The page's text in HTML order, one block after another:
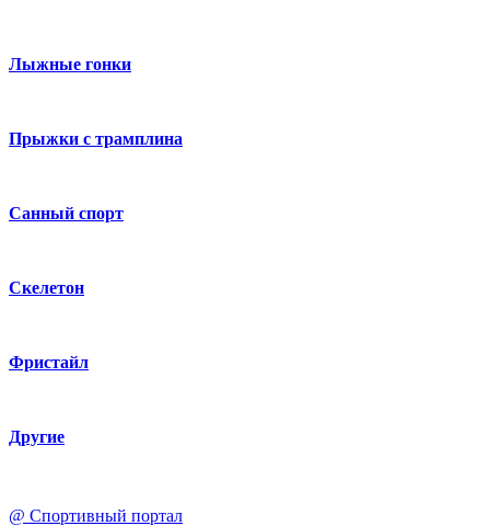
Лыжные гонки
Прыжки с трамплина
Санный спорт
Скелетон
Фристайл
Другие
@ Спортивный портал